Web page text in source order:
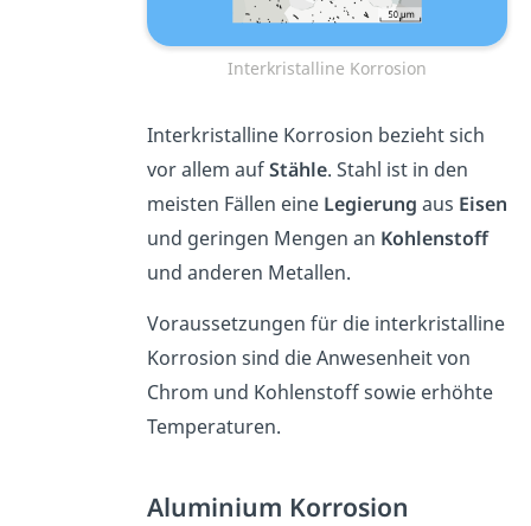
Interkristalline Korrosion
Interkristalline Korrosion bezieht sich
vor allem aufStähle. Stahl ist in den
meisten Fällen eine Legierung aus Eisen
und geringen Mengen an Kohlenstoff
und anderen Metallen.
Voraussetzungen für die interkristalline
Korrosion sind die Anwesenheit von
Chrom und Kohlenstoff sowie erhöhte
Temperaturen.
Aluminium Korrosion